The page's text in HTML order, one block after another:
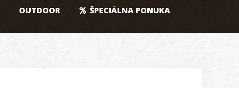
OUTDOOR ŠPECIÁLNA PONUKA